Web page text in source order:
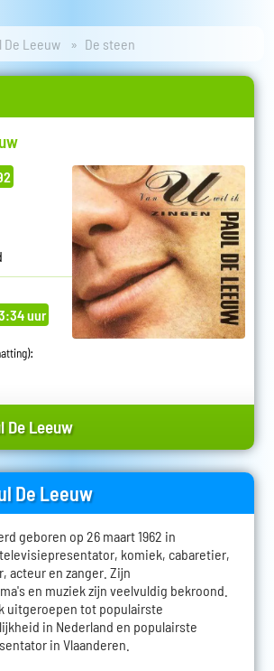
De Leeuw De steen
uur
:
De Leeuw
De Leeuw
geboren op 26 maart 1962 in
komiek, cabaretier,
acteur en zanger. Zijn
en muziek zijn veelvuldig bekroond.
uitgeroepen tot populairste
in Nederland en populairste
in Vlaanderen.